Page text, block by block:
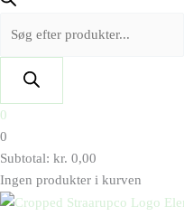
0
0
Subtotal: kr. 0,00
Ingen produkter i kurven